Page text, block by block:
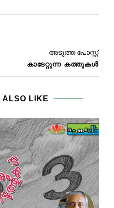
അടുത്ത പോസ്റ്റ്
കാടേറ്റുന്ന കത്തുകള്‍
ALSO LIKE